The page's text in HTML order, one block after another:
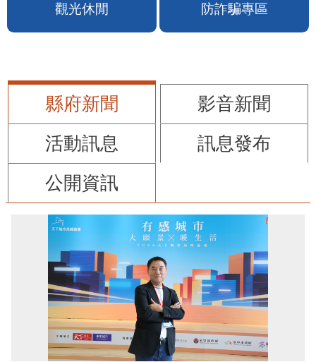
觀光休閒 防詐騙專區
縣府新聞
影音新聞
活動訊息
訊息發布
公開資訊